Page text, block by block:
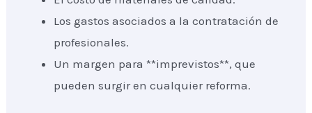
Los gastos asociados a la contratación de
profesionales.
Un margen para **imprevistos**, que
pueden surgir en cualquier reforma.